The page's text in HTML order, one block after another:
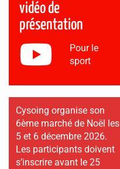
vidéo de
présentation
Pour le
sport
Cysoing organise son
6ème marché de Noël les
5 et 6 décembre 2026.
Les participants doivent
s’inscrire avant le 25